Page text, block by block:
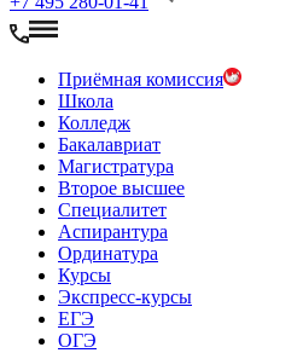
Приёмная комиссия
Школа
Колледж
Бакалавриат
Магистратура
Второе высшее
Специалитет
Аспирантура
Ординатура
Курсы
Экспресс-курсы
ЕГЭ
ОГЭ